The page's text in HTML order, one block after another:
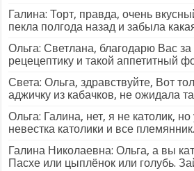
Галина: Торт, правда, очень
пекла полгода назад и забыла
Ольга: Светлана, благодарю Вас
рецецептику и такой аппетитный
Света: Ольга, здравствуйте, Вот
аджичку из кабачков, не ожидала
Ольга: Галина, нет, я не католик,
невестка католики и все
Галина Николаевна: Ольга, а вы
Пасхе или цыплёнок или голубь.